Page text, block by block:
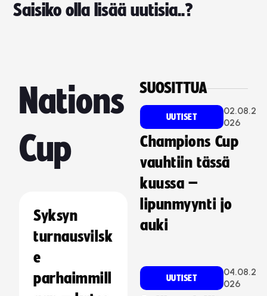
Saisiko olla lisää uutisia..?
Nations
Cup
Syksyn
turnausvilsk
e
parhaimmill
SUOSITTUA
UUTISET
02.08.2
026
Champions Cup
vauhtiin tässä
kuussa –
lipunmyynti jo
auki
UUTISET
04.08.2
026